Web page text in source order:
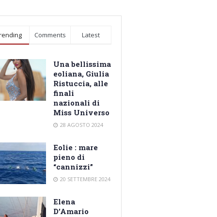
Comments Latest
Una bellissima
eoliana, Giulia
Ristuccia, alle
finali
nazionali di
Miss Universo
28 AGOSTO 2024
Eolie : mare
pieno di
“cannizzi”
20 SETTEMBRE 2024
Elena
D’Amario